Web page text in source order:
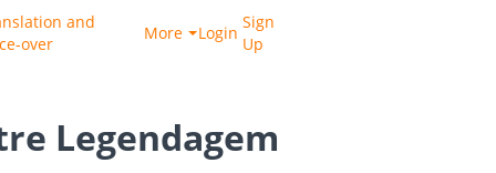
and
over
More Login
Sign
Up
Legendagem